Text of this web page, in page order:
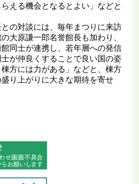
える機会となるとよい」などと
の対談には、毎年まつりに来訪
大原謙一郎名誉館長も加わり、
館同士が連携し、若年層への発信
が仲良くすることで良い国の姿
方には力がある」などと、棟方
り上がりに大きな期待を寄せ